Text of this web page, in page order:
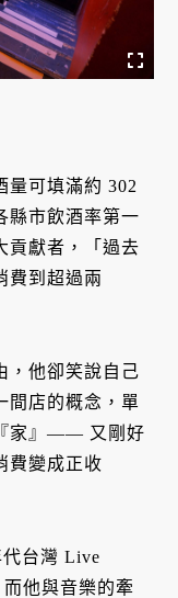
量可填滿約 302
縣市飲酒率第一
貢獻者，「過去
費到超過兩
，他卻笑說自己
間店的概念，單
家』—— 又剛好
費變成正收
台灣 Live
他與音樂的牽